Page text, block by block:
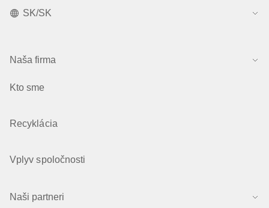
SK/SK
Naša firma
Kto sme
Recyklácia
Vplyv spoločnosti
Naši partneri